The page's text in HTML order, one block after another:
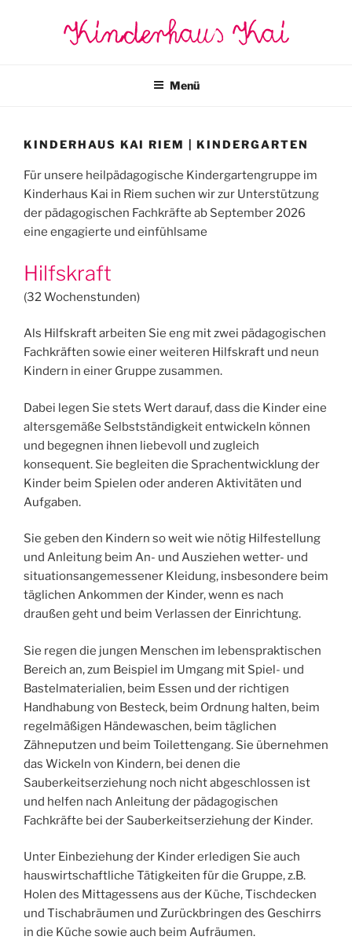
Kinderhaus Kai
Menü
KINDERHAUS KAI RIEM | KINDERGARTEN
Für unsere heilpädagogische Kindergartengruppe im
Kinderhaus Kai in Riem suchen wir zur Unterstützung
der pädagogischen Fachkräfte ab September 2026
eine engagierte und einfühlsame
Hilfskraft
(32 Wochenstunden)
Als Hilfskraft arbeiten Sie eng mit zwei pädagogischen
Fachkräften sowie einer weiteren Hilfskraft und neun
Kindern in einer Gruppe zusammen.
Dabei legen Sie stets Wert darauf, dass die Kinder eine
altersgemäße Selbstständigkeit entwickeln können
und begegnen ihnen liebevoll und zugleich
konsequent. Sie begleiten die Sprachentwicklung der
Kinder beim Spielen oder anderen Aktivitäten und
Aufgaben.
Sie geben den Kindern so weit wie nötig Hilfestellung
und Anleitung beim An- und Ausziehen wetter- und
situationsangemessener Kleidung, insbesondere beim
täglichen Ankommen der Kinder, wenn es nach
draußen geht und beim Verlassen der Einrichtung.
Sie regen die jungen Menschen im lebenspraktischen
Bereich an, zum Beispiel im Umgang mit Spiel- und
Bastelmaterialien, beim Essen und der richtigen
Handhabung von Besteck, beim Ordnung halten, beim
regelmäßigen Händewaschen, beim täglichen
Zähneputzen und beim Toilettengang. Sie übernehmen
das Wickeln von Kindern, bei denen die
Sauberkeitserziehung noch nicht abgeschlossen ist
und helfen nach Anleitung der pädagogischen
Fachkräfte bei der Sauberkeitserziehung der Kinder.
Unter Einbeziehung der Kinder erledigen Sie auch
hauswirtschaftliche Tätigkeiten für die Gruppe, z.B.
Holen des Mittagessens aus der Küche, Tischdecken
und Tischabräumen und Zurückbringen des Geschirrs
in die Küche sowie auch beim Aufräumen.